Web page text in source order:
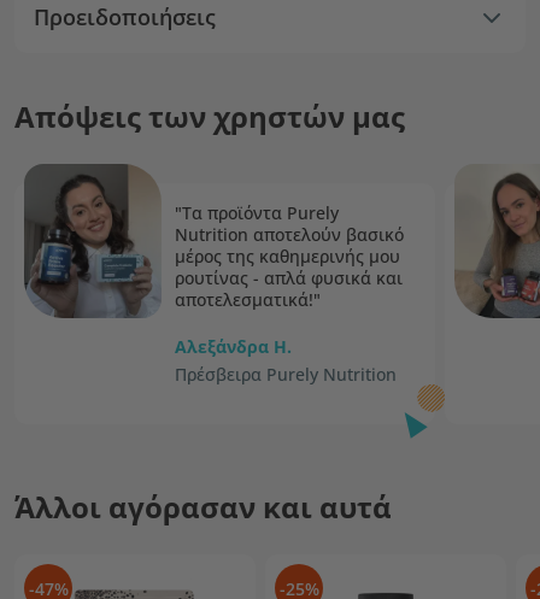
Προειδοποιήσεις
Απόψεις των χρηστών μας
"Τα προϊόντα Purely
Nutrition αποτελούν βασικό
μέρος της καθημερινής μου
ρουτίνας - απλά φυσικά και
αποτελεσματικά!"
Αλεξάνδρα H.
Πρέσβειρα Purely Nutrition
Άλλοι αγόρασαν και αυτά
-47% -25% -